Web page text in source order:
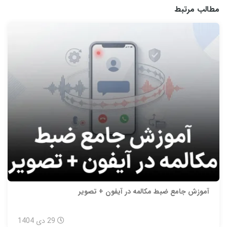
مطالب مرتبط
آموزش جامع ضبط مکالمه در آیفون + تصویر
29 دی 1404